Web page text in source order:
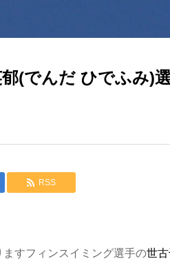
(でんだ ひでふみ)
RSS
すフィンスイミング選手の世